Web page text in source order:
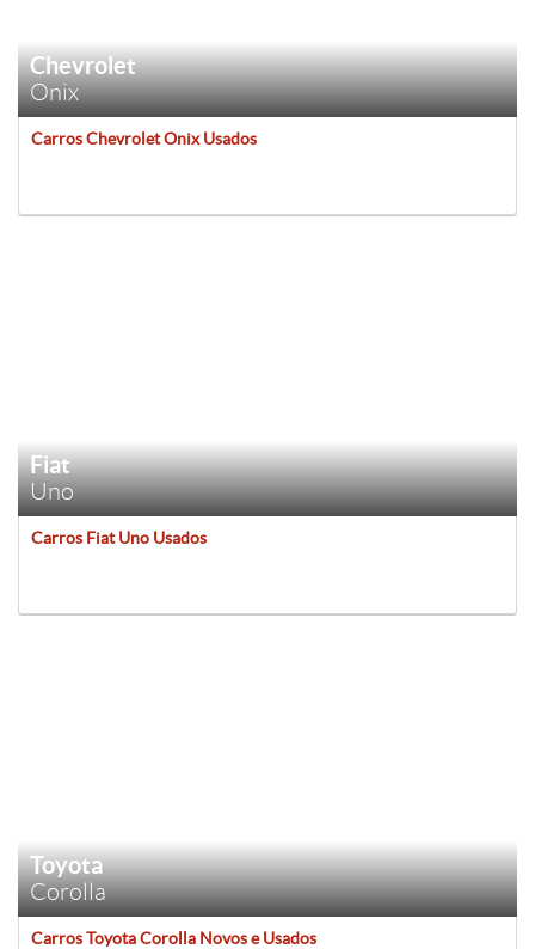
Chevrolet
Onix
Carros Chevrolet Onix Usados
Fiat
Uno
Carros Fiat Uno Usados
Toyota
Corolla
Carros Toyota Corolla Novos e Usados